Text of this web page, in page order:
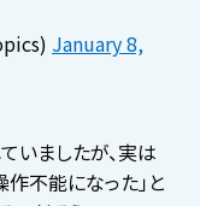
January 8,
いましたが、実は
作不能になった」と